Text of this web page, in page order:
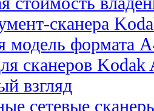
сканера
модель формата
сканеров
взгляд
сетевые